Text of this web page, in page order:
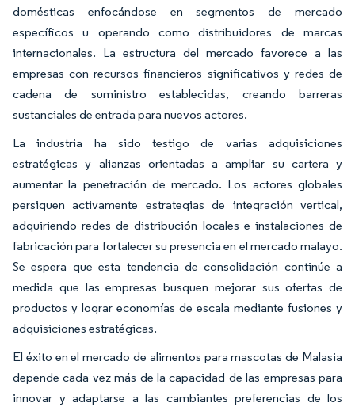
domésticas enfocándose en segmentos de mercado
específicos u operando como distribuidores de marcas
internacionales. La estructura del mercado favorece a las
empresas con recursos financieros significativos y redes de
cadena de suministro establecidas, creando barreras
sustanciales de entrada para nuevos actores.
La industria ha sido testigo de varias adquisiciones
estratégicas y alianzas orientadas a ampliar su cartera y
aumentar la penetración de mercado. Los actores globales
persiguen activamente estrategias de integración vertical,
adquiriendo redes de distribución locales e instalaciones de
fabricación para fortalecer su presencia en el mercado malayo.
Se espera que esta tendencia de consolidación continúe a
medida que las empresas busquen mejorar sus ofertas de
productos y lograr economías de escala mediante fusiones y
adquisiciones estratégicas.
El éxito en el mercado de alimentos para mascotas de Malasia
depende cada vez más de la capacidad de las empresas para
innovar y adaptarse a las cambiantes preferencias de los